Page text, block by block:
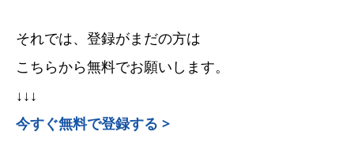
それでは、登録がまだの方は
こちらから無料でお願いします。
↓↓↓
今すぐ無料で登録する >